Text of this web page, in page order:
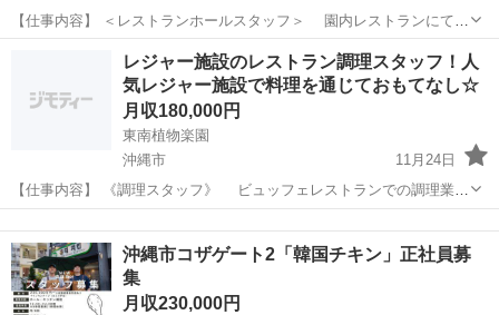
【仕事内容】 ＜レストランホールスタッフ＞ 園内レストランにて料
理、飲料の提供、備品の補充・管理・レジ業務・電話対応・接客 オー
ダーブッフェ形式で料理を提供します 【アピールポイント】 観光業・
レストラン運営...
業務
レジャー施設のレストラン調理スタッフ！人
気レジャー施設で料理を通じておもてなし☆
月収180,000円
東南植物楽園
沖縄市
11月24日
【仕事内容】 《調理スタッフ》 ビュッフェレストランでの調理業
務・食材発注・食材管理・厨房の準備・片付けなど レジャー施設内の
レストランです 【アピールポイント】 観光業・レストラン運営・文化
体験講座・病院・...沖縄市コザゲート2「韓国チキン」正社員募
集
月収230,000円